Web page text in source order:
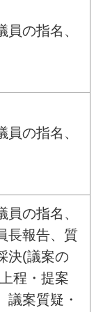
員の指名、
員の指名、
員の指名、
長報告、質
決(議案の
程・提案
議案質疑・